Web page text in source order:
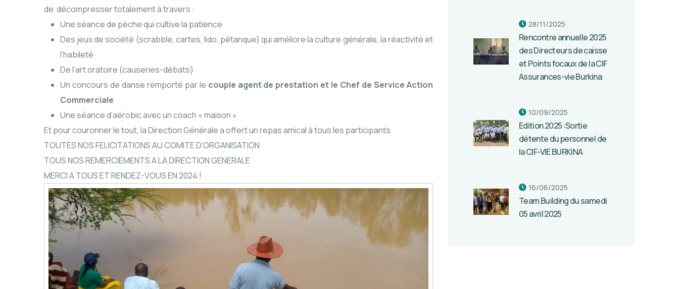
de décompresser totalement à travers :
Une séance de pèche qui cultive la patience
Des jeux de société (scrabble, cartes, lido, pétanque) qui améliore la culture générale, la réactivité et
l’habileté
De l’art oratoire (causeries-débats)
Un concours de danse remporté par le couple agent de prestation et le Chef de Service Action
Commerciale
Une séance d’aérobic avec un coach « maison »
Et pour couronner le tout, la Direction Générale a offert un repas amical à tous les participants.
TOUTES NOS FELICITATIONS AU COMITE D’ORGANISATION
TOUS NOS REMERCIEMENTS A LA DIRECTION GENERALE
MERCI A TOUS ET RENDEZ-VOUS EN 2024 !
28/11/2025
Rencontre annuelle 2025
des Directeurs de caisse
et Points focaux de la CIF
Assurances-vie Burkina
10/09/2025
Edition 2025 :Sortie
détente du personnel de
la CIF-VIE BURKINA
16/06/2025
Team Building du samedi
05 avril 2025